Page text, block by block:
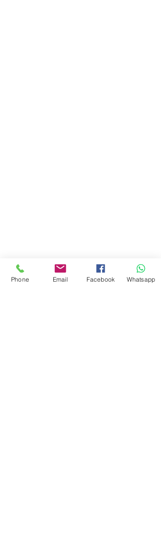
Phone Email Facebook Whatsapp